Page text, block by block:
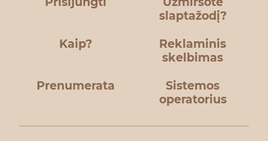
slaptažodį?
Kaip?
Reklaminis
skelbimas
Prenumerata
Sistemos
operatorius